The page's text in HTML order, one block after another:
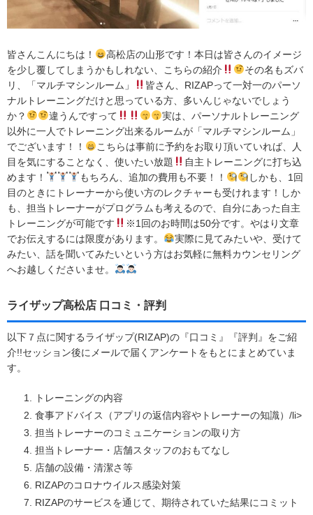
皆さんこんにちは！
高松店の山形です！本日は皆さんのイメージ
を少し覆してしまうかもしれない、こちらの紹介
その名もズバ
リ、「マルチマシンルーム」
皆さん、RIZAPって一対一のパーソ
ナルトレーニングだけと思っている方、多いんじゃないでしょう
か？
違うんですって
実は、パーソナルトレーニング
以外に一人でトレーニング出来るルームが「マルチマシンルーム」
でございます！！
こちらは事前に予約をお取り頂いていれば、人
目を気にすることなく、使いたい放題
自主トレーニングに打ち込
めます！
もちろん、追加の費用も不要！！
しかも、1回
目のときにトレーナーから使い方のレクチャーも受けれます！しか
も、担当トレーナーがプログラムも考えるので、自分にあった自主
トレーニングが可能です
※1回のお時間は50分です。やはり文章
でお伝えするには限度があります。
実際に見てみたいや、受けて
みたい、話を聞いてみたいという方はお気軽に無料カウンセリング
へお越しくださいませ。
ライザップ高松店 口コミ・評判
以下７点に関するライザップ(RIZAP)の『口コミ』『評判』をご紹
介!!セッション後にメールで届くアンケートをもとにまとめていま
す。
トレーニングの内容
食事アドバイス（アプリの返信内容やトレーナーの知識）/li>
担当トレーナーのコミュニケーションの取り方
担当トレーナー・店舗スタッフのおもてなし
店舗の設備・清潔さ等
RIZAPのコロナウイルス感染対策
RIZAPのサービスを通じて、期待されていた結果にコミット